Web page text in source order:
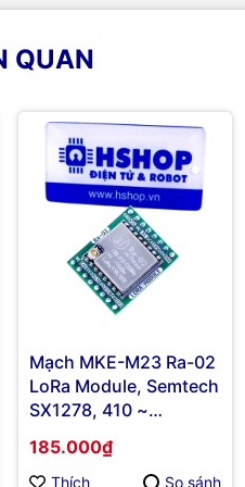
QUAN
Mạch MKE-M23 Ra-02
LoRa Module, Semtech
SX1278, 410 ~
185.000₫
Thích So sánh